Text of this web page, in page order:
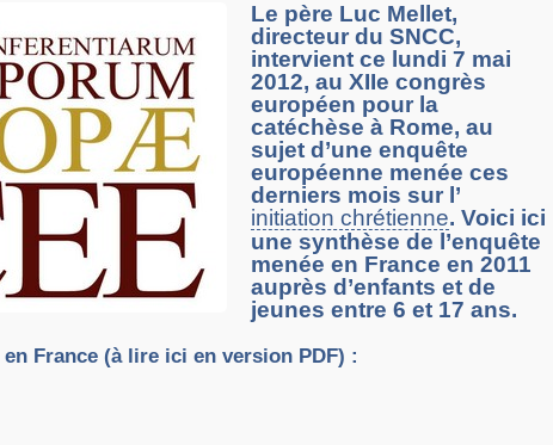
Le père Luc Mellet,
directeur du SNCC,
intervient ce lundi 7 mai
2012, au XIIe congrès
européen pour la
catéchèse à Rome, au
sujet d’une enquête
européenne menée ces
derniers mois sur l’
initiation chrétienne. Voici ici
une synthèse de l’enquête
menée en France en 2011
auprès d’enfants et de
jeunes entre 6 et 17 ans.
en France (à lire ici en version PDF) :